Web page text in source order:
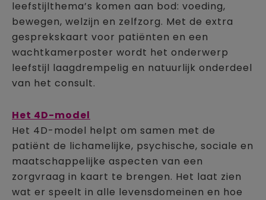
leefstijlthema’s komen aan bod: voeding,
bewegen, welzijn en zelfzorg. Met de extra
gesprekskaart voor patiënten en een
wachtkamerposter wordt het onderwerp
leefstijl laagdrempelig en natuurlijk onderdeel
van het consult.
Het 4D-model
Het 4D-model helpt om samen met de
patiënt de lichamelijke, psychische, sociale en
maatschappelijke aspecten van een
zorgvraag in kaart te brengen. Het laat zien
wat er speelt in alle levensdomeinen en hoe